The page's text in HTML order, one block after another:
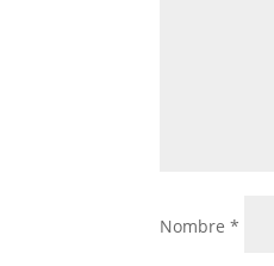
Nombre*